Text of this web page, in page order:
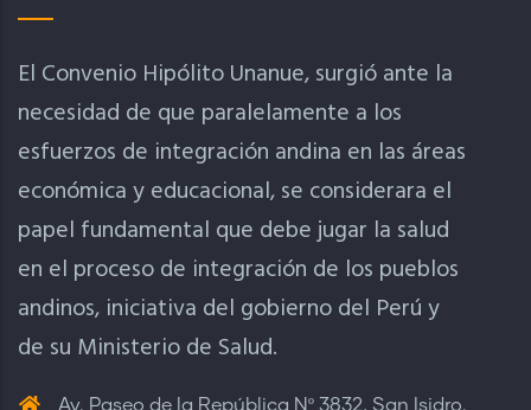
El Convenio Hipólito Unanue, surgió ante la
necesidad de que paralelamente a los
esfuerzos de integración andina en las áreas
económica y educacional, se considerara el
papel fundamental que debe jugar la salud
en el proceso de integración de los pueblos
andinos, iniciativa del gobierno del Perú y
de su Ministerio de Salud.
Av. Paseo de la República Nº 3832, San Isidro.